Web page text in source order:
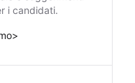
i candidati.
>